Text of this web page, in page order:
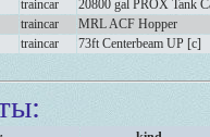
traincar
20800 gal PROX Tank
traincar
MRL ACF Hopper
traincar
73ft Centerbeam UP [c]